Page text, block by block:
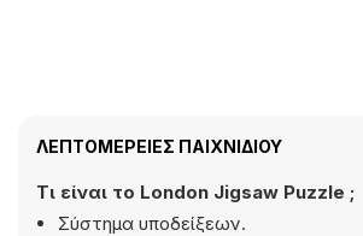
ΛΕΠΤΟΜΈΡΕΙΕΣ ΠΑΙΧΝΙΔΙΟΎ
Τι είναι το London Jigsaw Puzzle ;
Σύστημα υποδείξεων.